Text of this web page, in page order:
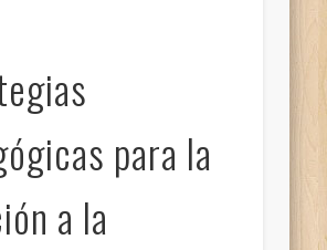
para la
a la